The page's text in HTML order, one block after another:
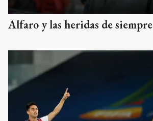
Alfaro y las heridas de siempre